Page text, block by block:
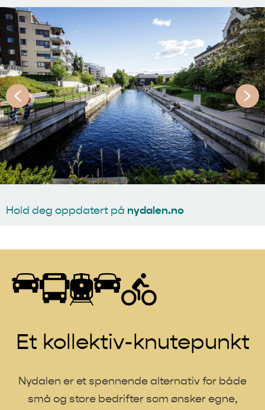
Hold deg oppdatert på nydalen.no
Et kollektiv-knutepunkt
Nydalen er et spennende alternativ for både
små og store bedrifter som ønsker egne,